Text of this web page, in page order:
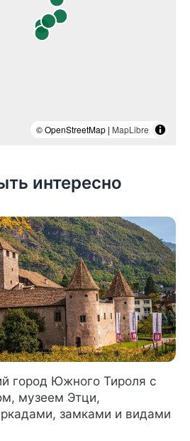
© OpenStreetMap | MapLibre
интересно
город Южного Тироля с
музеем Этци,
замками и видами